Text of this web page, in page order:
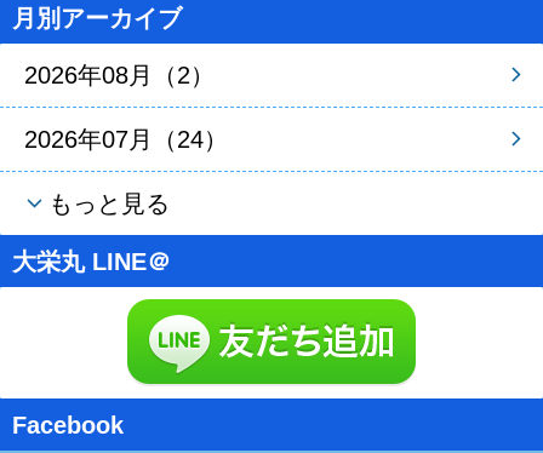
月別アーカイブ
2026年08月（2）
2026年07月（24）
もっと見る
大栄丸 LINE＠
Facebook